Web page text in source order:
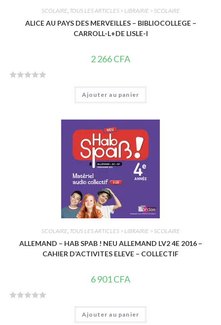
SCOLAIRE, TOUS LES ARTICLES > LIBRAIRIE > SCOLAIRE
ALICE AU PAYS DES MERVEILLES – BIBLIOCOLLEGE –
CARROLL-L+DE LISLE-I
2 266CFA
Ajouter au panier
SCOLAIRE, TOUS LES ARTICLES > LIBRAIRIE > SCOLAIRE
ALLEMAND – HAB SPAB ! NEU ALLEMAND LV2 4E 2016 –
CAHIER D’ACTIVITES ELEVE – COLLECTIF
6 901CFA
Ajouter au panier